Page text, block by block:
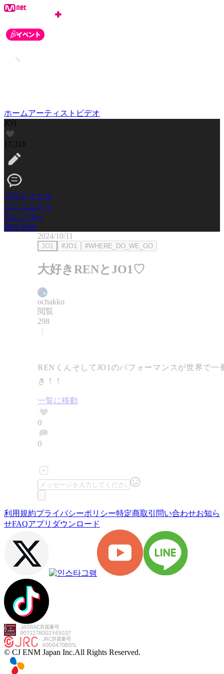
ホームアーティスト ビデオ
JO1
17,318
プロフィール
コミュニティ
カレンダー
SNS Feed
2024/10/11
JO1 #JO1 #WHERE_DO_WE_GO
大好きRENとJO1♡
ochakko
閲覧
298
RENくんそしてJO1のパフォーマンスが世界で一
き！！
一覧に移動
0
0
利用規約プライバシーポリシー特定商取引 問い合わせお知ら
せFAQアプリダウンロード
© CJ ENM Japan Inc.All Rights Reserved.